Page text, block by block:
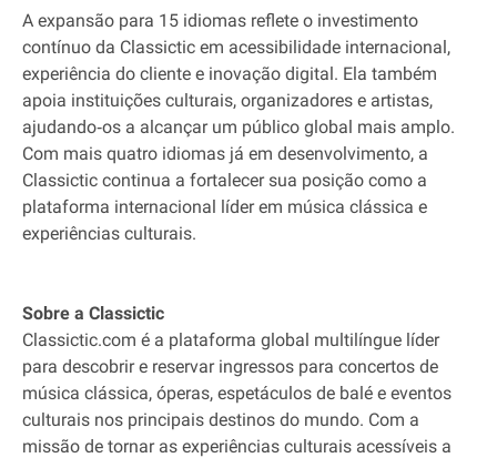
A expansão para 15 idiomas reflete o investimento
contínuo da Classictic em acessibilidade internacional,
experiência do cliente e inovação digital. Ela também
apoia instituições culturais, organizadores e artistas,
ajudando‐os a alcançar um público global mais amplo.
Com mais quatro idiomas já em desenvolvimento, a
Classictic continua a fortalecer sua posição como a
plataforma internacional líder em música clássica e
experiências culturais.
Sobre a Classictic
Classictic.com é a plataforma global multilíngue líder
para descobrir e reservar ingressos para concertos de
música clássica, óperas, espetáculos de balé e eventos
culturais nos principais destinos do mundo. Com a
missão de tornar as experiências culturais acessíveis a